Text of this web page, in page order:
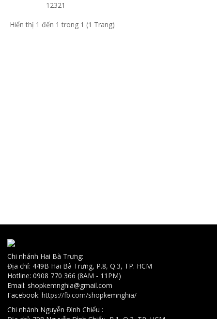
12321
Hiển thị 1 đến 1 trong 1 (1 Trang)
Chi nhánh Hai Bà Trưng:
Địa chỉ: 449B Hai Bà Trưng, P.8, Q.3, TP. HCM
Hotline: 0908 770 366 (8AM - 11PM)
Email: shopkemnghia@gmail.com
Facebook: https://fb.com/shopkemnghia/
Chi nhánh Nguyễn Đình Chiểu :